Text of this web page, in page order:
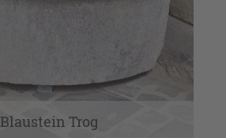
Blaustein Trog